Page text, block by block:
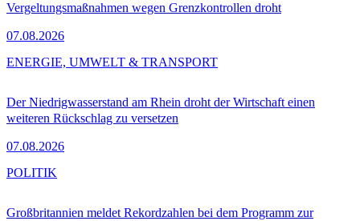
Vergeltungsmaßnahmen wegen Grenzkontrollen droht
07.08.2026
Der Niedrigwasserstand am Rhein droht der Wirtschaft einen
weiteren Rückschlag zu versetzen
07.08.2026
ENERGIE, UMWELT & TRANSPORT
Großbritannien meldet Rekordzahlen bei dem Programm zur
POLITIK